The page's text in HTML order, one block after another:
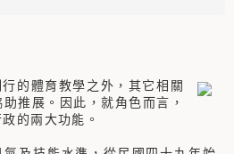
體育教學之外，其它相關
推展。因此，就角色而言，
的兩大功能。